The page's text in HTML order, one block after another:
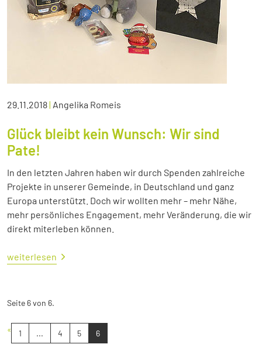
29.11.2018| Angelika Romeis
Glück bleibt kein Wunsch: Wir sind
Pate!
In den letzten Jahren haben wir durch Spenden zahlreiche
Projekte in unserer Gemeinde, in Deutschland und ganz
Europa unterstützt. Doch wir wollten mehr – mehr Nähe,
mehr persönliches Engagement, mehr Veränderung, die wir
direkt miterleben können.
weiterlesen
Seite 6 von 6.
« 1 ... 4 5 6